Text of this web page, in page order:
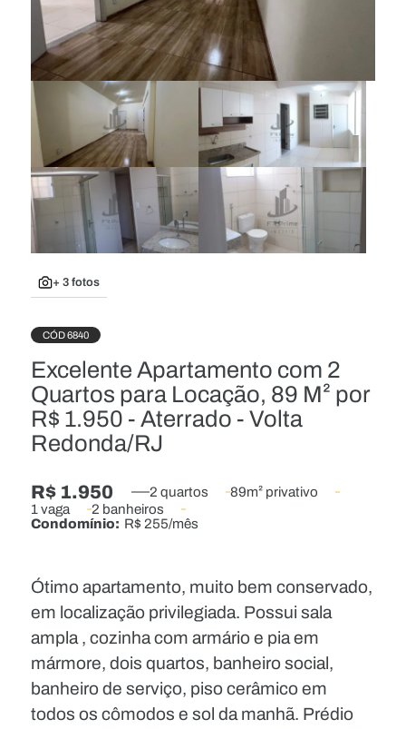
+ 3 fotos
CÓD 6840
Excelente Apartamento com 2
Quartos para Locação, 89 M² por
R$ 1.950 - Aterrado - Volta
Redonda/RJ
R$ 1.950 2 quartos
89m² privativo
1 vaga
2 banheiros
Condomínio: R$ 255/mês
Ótimo apartamento, muito bem conservado,
em localização privilegiada. Possui sala
ampla , cozinha com armário e pia em
mármore, dois quartos, banheiro social,
banheiro de serviço, piso cerâmico em
todos os cômodos e sol da manhã. Prédio